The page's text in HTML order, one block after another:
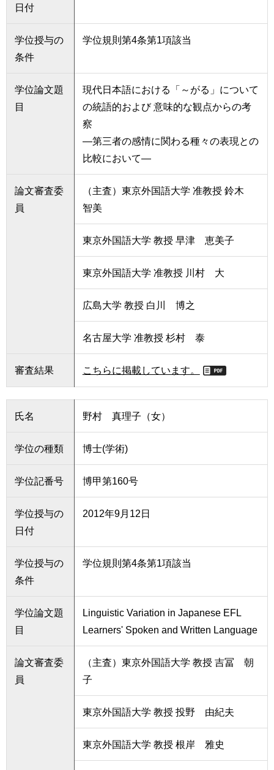
日付
学位授与の
条件
学位規則第4条第1項該当
学位論文題
目
現代日本語における「～がる」について
の統語的および 意味的な観点からの考
察
―第三者の感情に関わる種々の表現との
比較において―
論文審査委
員
（主査）東京外国語大学 准教授 鈴木
智美
東京外国語大学 教授 早津 恵美子
東京外国語大学 准教授 川村 大
広島大学 教授 白川 博之
名古屋大学 准教授 杉村 泰
審査結果 こちらに掲載しています。
氏名 野村 真理子（女）
学位の種類 博士(学術)
学位記番号 博甲第160号
学位授与の
日付
2012年9月12日
学位授与の
条件
学位規則第4条第1項該当
学位論文題
目
Linguistic Variation in Japanese EFL
Learners' Spoken and Written Language
論文審査委
員
（主査）東京外国語大学 教授 吉冨 朝
子
東京外国語大学 教授 投野 由紀夫
東京外国語大学 教授 根岸 雅史